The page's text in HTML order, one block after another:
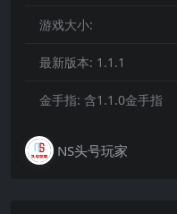
游戏大小:
最新版本: 1.1.1
金手指: 含1.1.0金手指
NS头号玩家